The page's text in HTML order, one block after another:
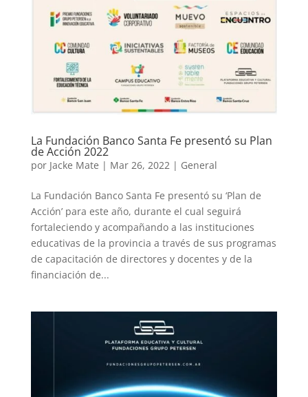
La Fundación Banco Santa Fe presentó su Plan
de Acción 2022
por Jacke Mate | Mar 26, 2022| General
La Fundación Banco Santa Fe presentó su ‘Plan de
Acción’ para este año, durante el cual seguirá
fortaleciendo y acompañando a las instituciones
educativas de la provincia a través de sus programas
de capacitación de directores y docentes y de la
financiación de...